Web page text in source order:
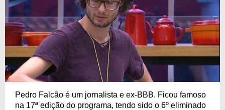
Pedro Falcão é um jornalista e ex-BBB. Ficou famoso
na 17ª edição do programa, tendo sido o 6º eliminado